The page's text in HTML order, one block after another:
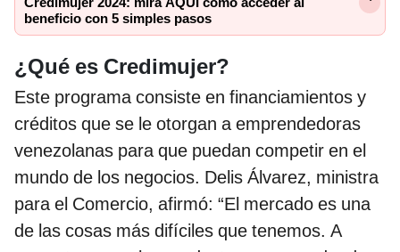
beneficio con 5 simples pasos
¿Qué es Credimujer?
Este programa consiste en financiamientos y
créditos que se le otorgan a emprendedoras
venezolanas para que puedan competir en el
mundo de los negocios. Delis Álvarez, ministra
para el Comercio, afirmó: “El mercado es una
de las cosas más difíciles que tenemos. A